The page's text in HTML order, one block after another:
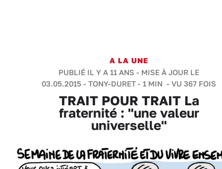
A LA UNE
PUBLIÉ IL Y A 11 ANS - MISE À JOUR LE
03.05.2015 - TONY-DURET - 1 MIN - VU 367 FOIS
TRAIT POUR TRAIT La
fraternité : "une valeur
universelle"